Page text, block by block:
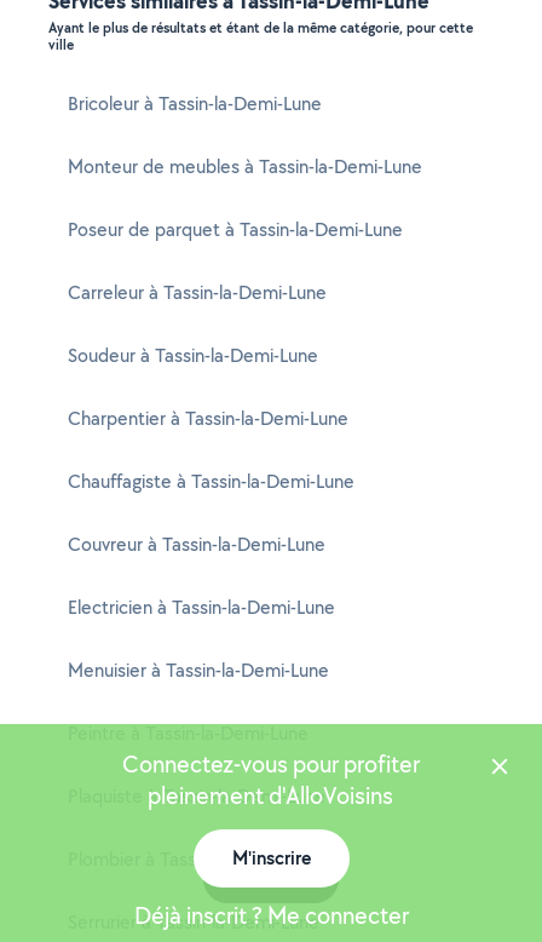
Ayant le plus de résultats et étant de la même catégorie, pour cette
ville
Bricoleur à Tassin-la-Demi-Lune
Monteur de meubles à Tassin-la-Demi-Lune
Poseur de parquet à Tassin-la-Demi-Lune
Carreleur à Tassin-la-Demi-Lune
Soudeur à Tassin-la-Demi-Lune
Charpentier à Tassin-la-Demi-Lune
Chauffagiste à Tassin-la-Demi-Lune
Couvreur à Tassin-la-Demi-Lune
Electricien à Tassin-la-Demi-Lune
Menuisier à Tassin-la-Demi-Lune
Plaquiste à Tassin-la-Demi-Lune
Plombier à Tassin-la-Demi-Lune
Serrurier à Tassin-la-Demi-Lune
Connectez-vous pour profiter
pleinement d'AlloVoisins
M'inscrire
Déjà inscrit ? Me connecter